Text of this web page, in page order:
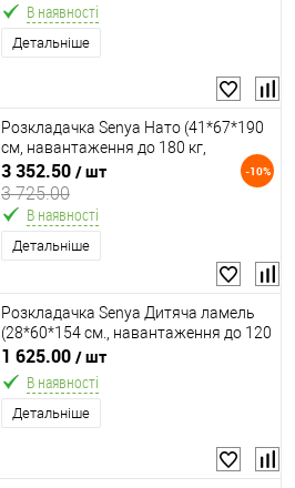
В наявності
Детальніше
Розкладачка Senya Нато (41*67*190
см, навантаження до 180 кг,
алюміній)
3 352.50 / шт
3 725.00
-10%
В наявності
Детальніше
Розкладачка Senya Дитяча ламель
(28*60*154 см., навантаження до 120
кг., матрац 5 см. поролон, ламелі 12
шт., ортопедична)
1 625.00 / шт
В наявності
Детальніше